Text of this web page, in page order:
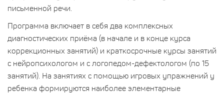
письменной речи.
Программа включает в себя два комплексных
диагностических приёма (в начале и в конце курса
коррекционных занятий) и краткосрочные курсы занятий
с нейропсихологом и с логопедом-дефектологом (по 15
занятий). На занятиях с помощью игровых упражнений у
ребенка формируются наиболее элементарные